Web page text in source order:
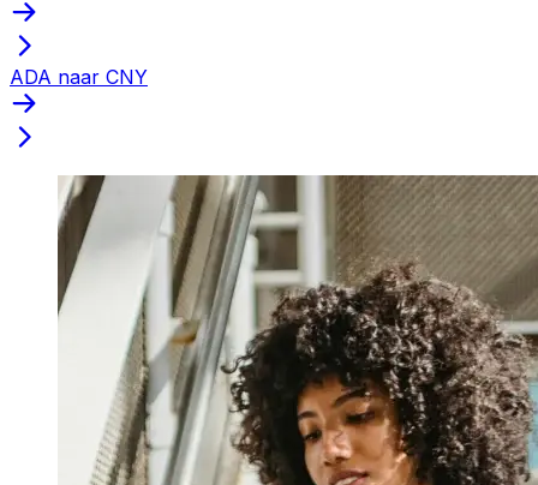
ADA naar CNY